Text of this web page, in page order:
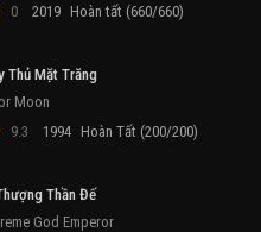
0
2019 Hoàn tất (660/660)
Thủ Mặt Trăng
Moon
9.3
1994 Hoàn Tất (200/200)
Thần Đế
God Emperor